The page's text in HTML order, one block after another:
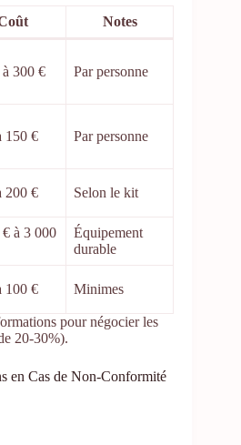
Notes
300 € Par personne
150 € Par personne
200 € Selon le kit
à 3 000
Équipement
durable
100 € Minimes
pour négocier les
20-30%).
en Cas de Non-Conformité